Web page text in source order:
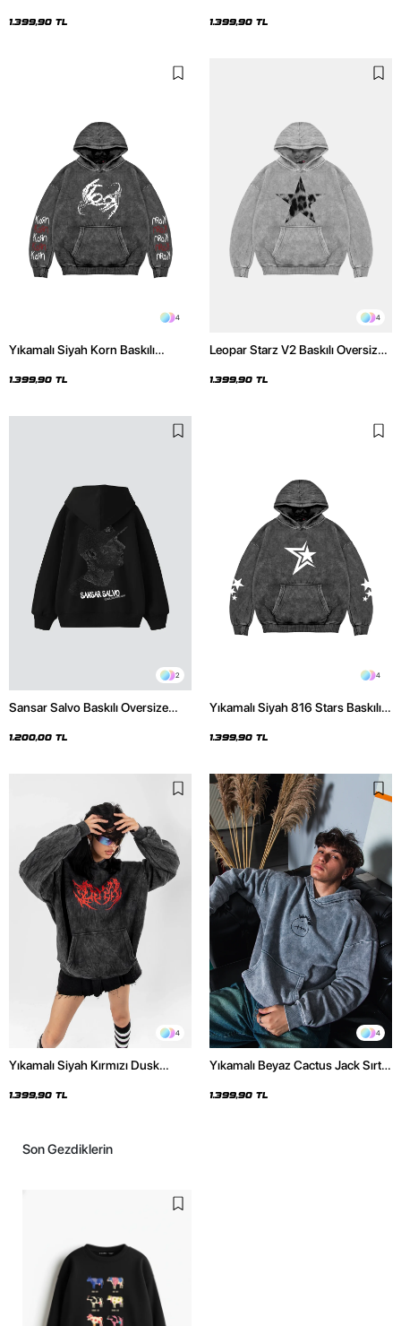
Hoodie
1.399,90 TL
Hoodie
1.399,90 TL
4
Yıkamalı Siyah Korn Baskılı
1.399,90 TL
4
Leopar Starz V2 Baskılı Oversize
Hoodie
1.399,90 TL
2
Sansar Salvo Baskılı Oversize
1.200,00 TL
4
Yıkamalı Siyah 816 Stars Baskılı
1.399,90 TL
4
Yıkamalı Siyah Kırmızı Dusk
1.399,90 TL
4
Yıkamalı Beyaz Cactus Jack Sırt
1.399,90 TL
Son Gezdiklerin